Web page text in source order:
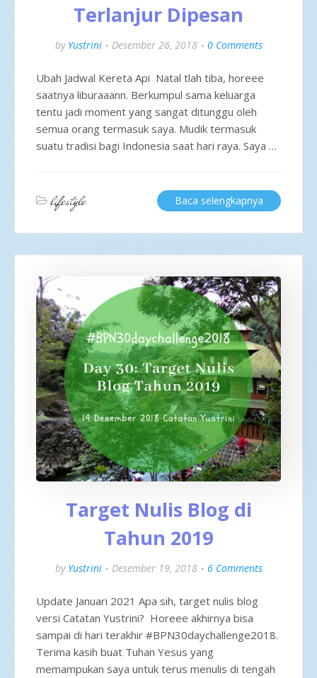
Terlanjur Dipesan
by Yustrini Desember 26, 2018 0 Comments
Ubah Jadwal Kereta Api Natal tlah tiba, horeee
saatnya liburaaann. Berkumpul sama keluarga
tentu jadi moment yang sangat ditunggu oleh
semua orang termasuk saya. Mudik termasuk
suatu tradisi bagi Indonesia saat hari raya. Saya …
lifestyle Baca selengkapnya
Target Nulis Blog di
Tahun 2019
by Yustrini Desember 19, 2018 6 Comments
Update Januari 2021 Apa sih, target nulis blog
versi Catatan Yustrini? Horeee akhirnya bisa
sampai di hari terakhir #BPN30daychallenge2018.
Terima kasih buat Tuhan Yesus yang
memampukan saya untuk terus menulis di tengah